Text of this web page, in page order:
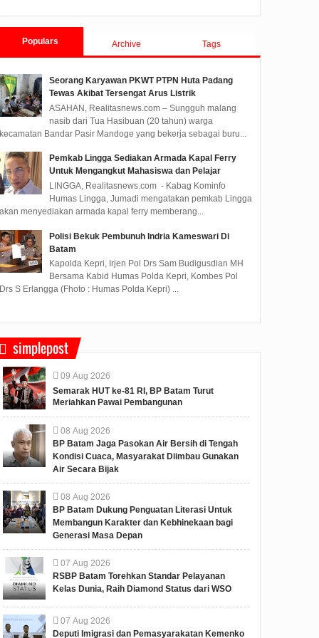
Pendaftaran Dibuka, AHM
Best Student Ajak Pelajar
Ubah Ide Jadi Inovasi
untuk Negeri
PT Astra Honda Motor (AHM)
melalui AHM Best Student
2026 mengajak generasi
muda untuk menghadi...
Li Claudia Dorong
Sinergi Perlindungan
Pekerja Migran dan
Pencegahan TPPO di
Latihan Kerja dan Pusat
digelar Cari...
Populars Archive Tags
Seorang Karyawan PKWT PTPN Huta Padang
Tewas Akibat Tersengat Arus Listrik
ASAHAN, Realitasnews.com – Sungguh malang
nasib dari Tua Hasibuan (20 tahun) warga
kecamatan Bandar Pasir Mandoge yang bekerja sebagai buru...
Pemkab Lingga Sediakan Armada Kapal Ferry
Untuk Mengangkut Mahasiswa dan Pelajar
LINGGA, Realitasnews.com - Kabag Kominfo
Humas Lingga, Jumadi mengatakan pemkab Lingga
akan menyediakan armada kapal ferry memberang...
Polisi Bekuk Pembunuh Indria Kameswari Di
Batam
Kapolda Kepri, Irjen Pol Drs Sam Budigusdian MH
Bersama Kabid Humas Polda Kepri, Kombes Pol
Drs S Erlangga (Fhoto : Humas Polda Kepri) ...
simplepost
09 Aug 2026
Semarak HUT ke-81 RI, BP Batam Turut
Meriahkan Pawai Pembangunan
08 Aug 2026
BP Batam Jaga Pasokan Air Bersih di Tengah
Kondisi Cuaca, Masyarakat Diimbau Gunakan
Air Secara Bijak
08 Aug 2026
BP Batam Dukung Penguatan Literasi Untuk
Membangun Karakter dan Kebhinekaan bagi
Generasi Masa Depan
07 Aug 2026
RSBP Batam Torehkan Standar Pelayanan
Kelas Dunia, Raih Diamond Status dari WSO
07 Aug 2026
Deputi Imigrasi dan Pemasyarakatan Kemenko